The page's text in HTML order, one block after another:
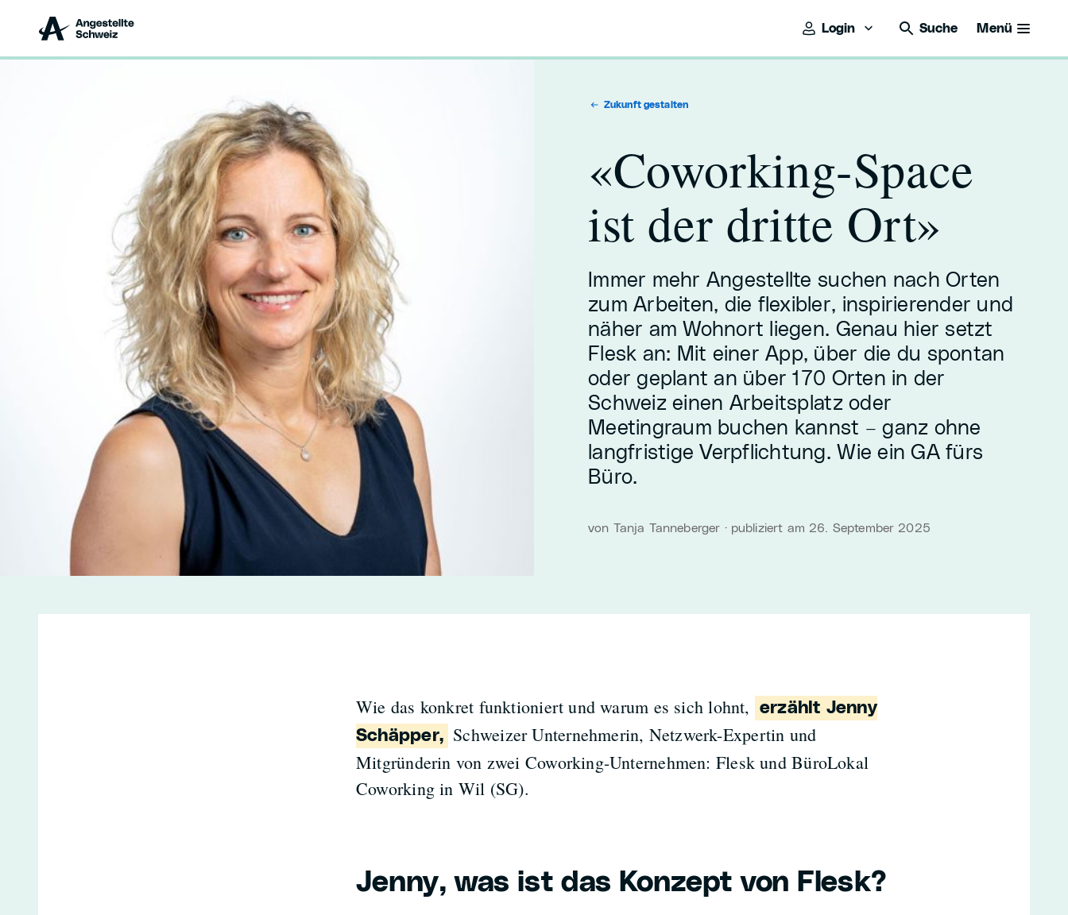
Login Suche Menü
Zukunft gestalten
«Coworking-Space
ist der dritte Ort»
Immer mehr Angestellte suchen nach Orten
zum Arbeiten, die flexibler, inspirierender und
näher am Wohnort liegen. Genau hier setzt
Flesk an: Mit einer App, über die du spontan
oder geplant an über 170 Orten in der
Schweiz einen Arbeitsplatz oder
Meetingraum buchen kannst – ganz ohne
langfristige Verpflichtung. Wie ein GA fürs
Büro.
von Tanja Tanneberger · publiziert am 26. September 2025
Wie das konkret funktioniert und warum es sich lohnt,
erzählt Jenny
Schäpper, Schweizer Unternehmerin, Netzwerk-Expertin und
Mitgründerin von zwei Coworking-Unternehmen: Flesk und BüroLokal
Coworking in Wil (SG).
Jenny, was ist das Konzept von Flesk?